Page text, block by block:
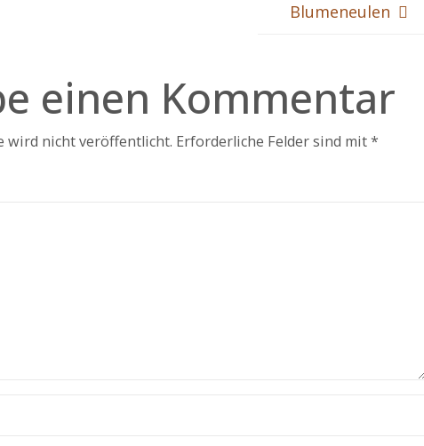
Blumeneulen
einen Kommentar
wird nicht veröffentlicht. Erforderliche Felder sind mit*